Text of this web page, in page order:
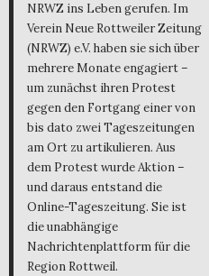
NRWZ ins Leben gerufen. Im
Verein Neue Rottweiler Zeitung
(NRWZ) e.V. haben sie sich über
mehrere Monate engagiert –
um zunächst ihren Protest
gegen den Fortgang einer von
bis dato zwei Tageszeitungen
am Ort zu artikulieren. Aus
dem Protest wurde Aktion –
und daraus entstand die
Online-Tageszeitung. Sie ist
die unabhängige
Nachrichtenplattform für die
Region Rottweil.